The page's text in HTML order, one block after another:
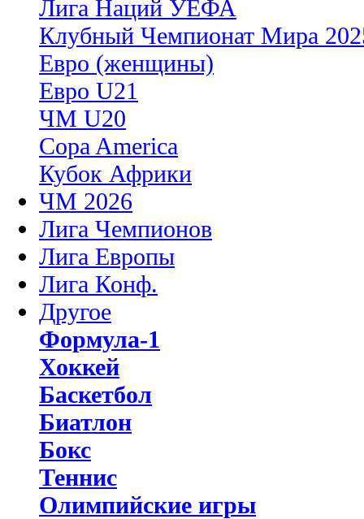
Лига Наций УЕФА
Клубный Чемпионат Мира
Евро (женщины)
Евро U21
ЧМ U20
Copa America
Кубок Африки
ЧМ 2026
Лига Чемпионов
Лига Европы
Лига Конф.
Другое
Формула-1
Хоккей
Баскетбол
Биатлон
Бокс
Теннис
Олимпийские игры